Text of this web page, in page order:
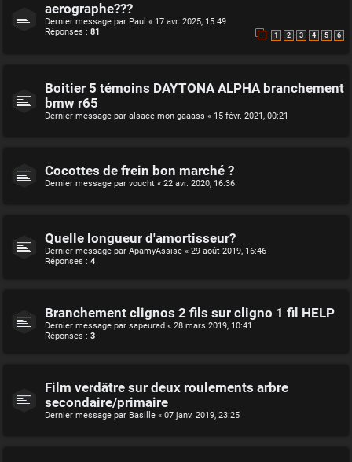
aerographe???
Dernier message par Paul « 17 avr. 2025, 15:49
Réponses : 81 1 2 3 4 5 6
Boitier 5 témoins DAYTONA ALPHA branchement
bmw r65
Dernier message par alsace mon gaaass « 15 févr. 2021, 00:21
Cocottes de frein bon marché ?
Dernier message par voucht « 22 avr. 2020, 16:36
Quelle longueur d'amortisseur?
Dernier message par ApamyAssise « 29 août 2019, 16:46
Réponses : 4
Branchement clignos 2 fils sur cligno 1 fil HELP
Dernier message par sapeurad « 28 mars 2019, 10:41
Réponses : 3
Film verdâtre sur deux roulements arbre
secondaire/primaire
Dernier message par Basille « 07 janv. 2019, 23:25